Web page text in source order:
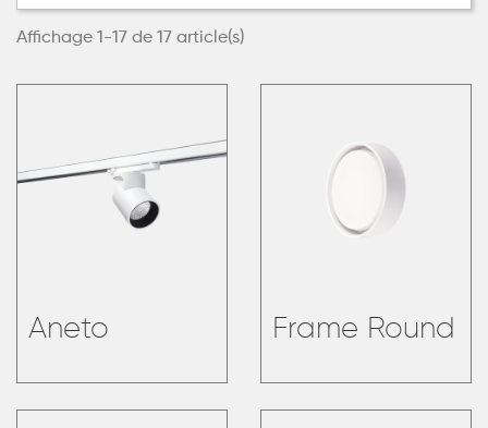
Affichage 1-17 de 17 article(s)
Aneto Frame Round